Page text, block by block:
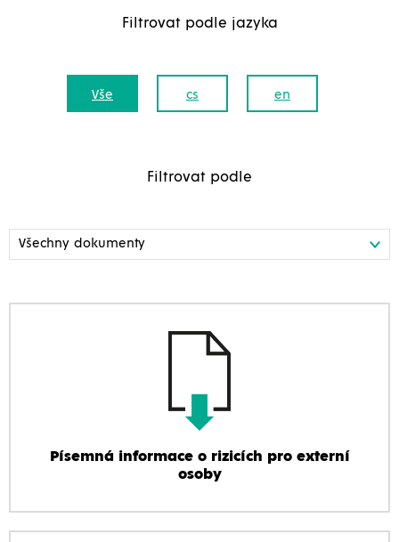
Filtrovat podle jazyka
Vše cs en
Filtrovat podle
Písemná informace o rizicích pro externí
osoby